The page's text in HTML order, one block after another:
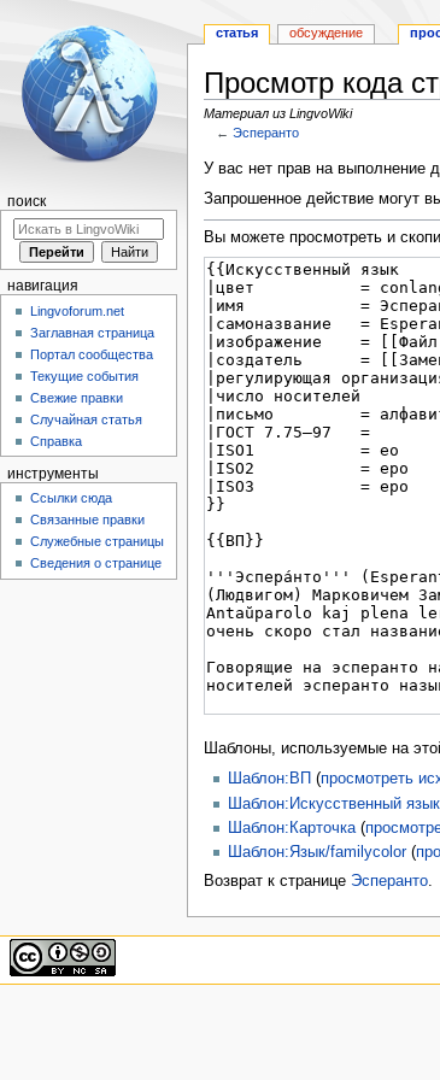
Просмотр кода
Материал из LingvoWiki
←Эсперанто
Перейти
к
Перейти
к
У вас нет прав на выполнение
Запрошенное действие могут
Вы можете просмотреть и
Шаблоны, используемые на
Шаблон:ВП
(просмотреть
Шаблон:Искусственный язык
Шаблон:Карточка(
Шаблон:Язык/familycolor(
Возврат к странице Эсперанто.
статья обсуждение
поиск
навигация
Lingvoforum.net
Заглавная страница
Портал сообщества
Текущие события
Свежие правки
Случайная статья
Справка
инструменты
Ссылки сюда
Связанные правки
Служебные страницы
Сведения о странице